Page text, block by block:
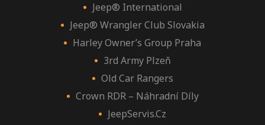
Jeep® International
Jeep® Wrangler Club Slovakia
Harley Owner’s Group Praha
3rd Army Plzeň
Old Car Rangers
Crown RDR – Náhradní Díly
JeepServis.cz